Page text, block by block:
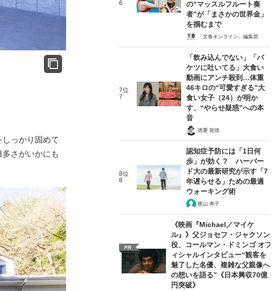
っかり固めて
さがいかにも
6
の“マッスルフルート奏
者”が「まさかの世界金」
を掴むまで
「文春オンライン」編集部
7位
7
「飲み込んでない」「バ
ケツに吐いてる」大食い
動画にアンチ殺到…体重
46キロの“可愛すぎる”大
食い女子（24）が明か
す、“やらせ疑惑”への本
音
徳重 龍徳
8位
8
認知症予防には「1日何
歩」が効く？ ハーバー
ド大の最新研究が示す「7
年遅らせる」ための最適
ウォーキング術
梶山 寿子
PR
《映画『Michael／マイケ
ル』》父ジョセフ・ジャクソン
役、コールマン・ドミンゴ オフ
ィシャルインタビュー“観客を
魅了した名優、複雑な父親像へ
の想いを語る”《日本興収70億
円突破》